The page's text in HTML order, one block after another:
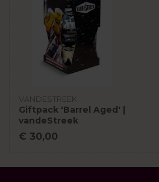
VANDESTREEK
Giftpack 'Barrel Aged' |
vandeStreek
€ 30,00